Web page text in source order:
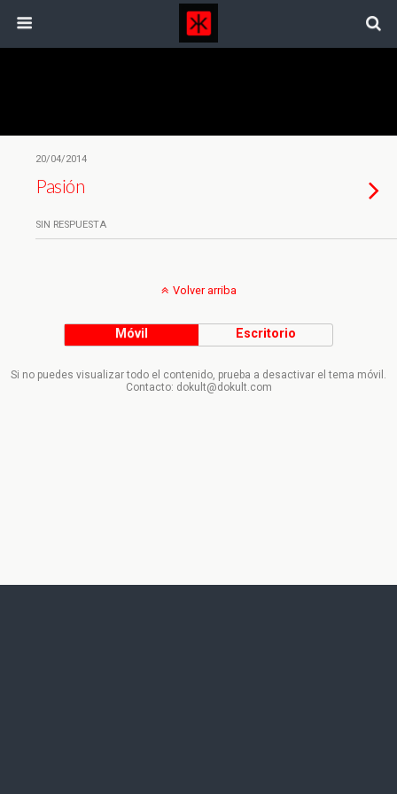
20/04/2014
Pasión
SIN RESPUESTA
Volver arriba
Móvil Escritorio
Si no puedes visualizar todo el contenido, prueba a desactivar el tema móvil.
Contacto: dokult@dokult.com